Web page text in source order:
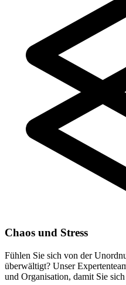
Chaos und Stress
Fühlen Sie sich von der
überwältigt? Unser
und Organisation, damit Sie